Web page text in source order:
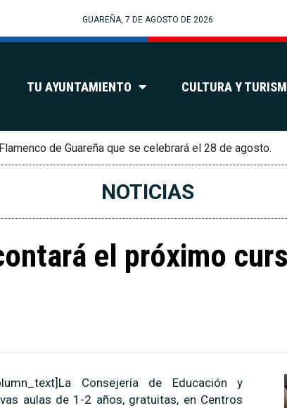
GUAREÑA, 7 DE AGOSTO DE 2026
TU AYUNTAMIENTO CULTURA Y
de Guareña que se celebrará el 28 de agosto.
NOTICIAS
el próximo
Consejería de Educación y
aulas de 1-2 años, gratuitas, en Centros